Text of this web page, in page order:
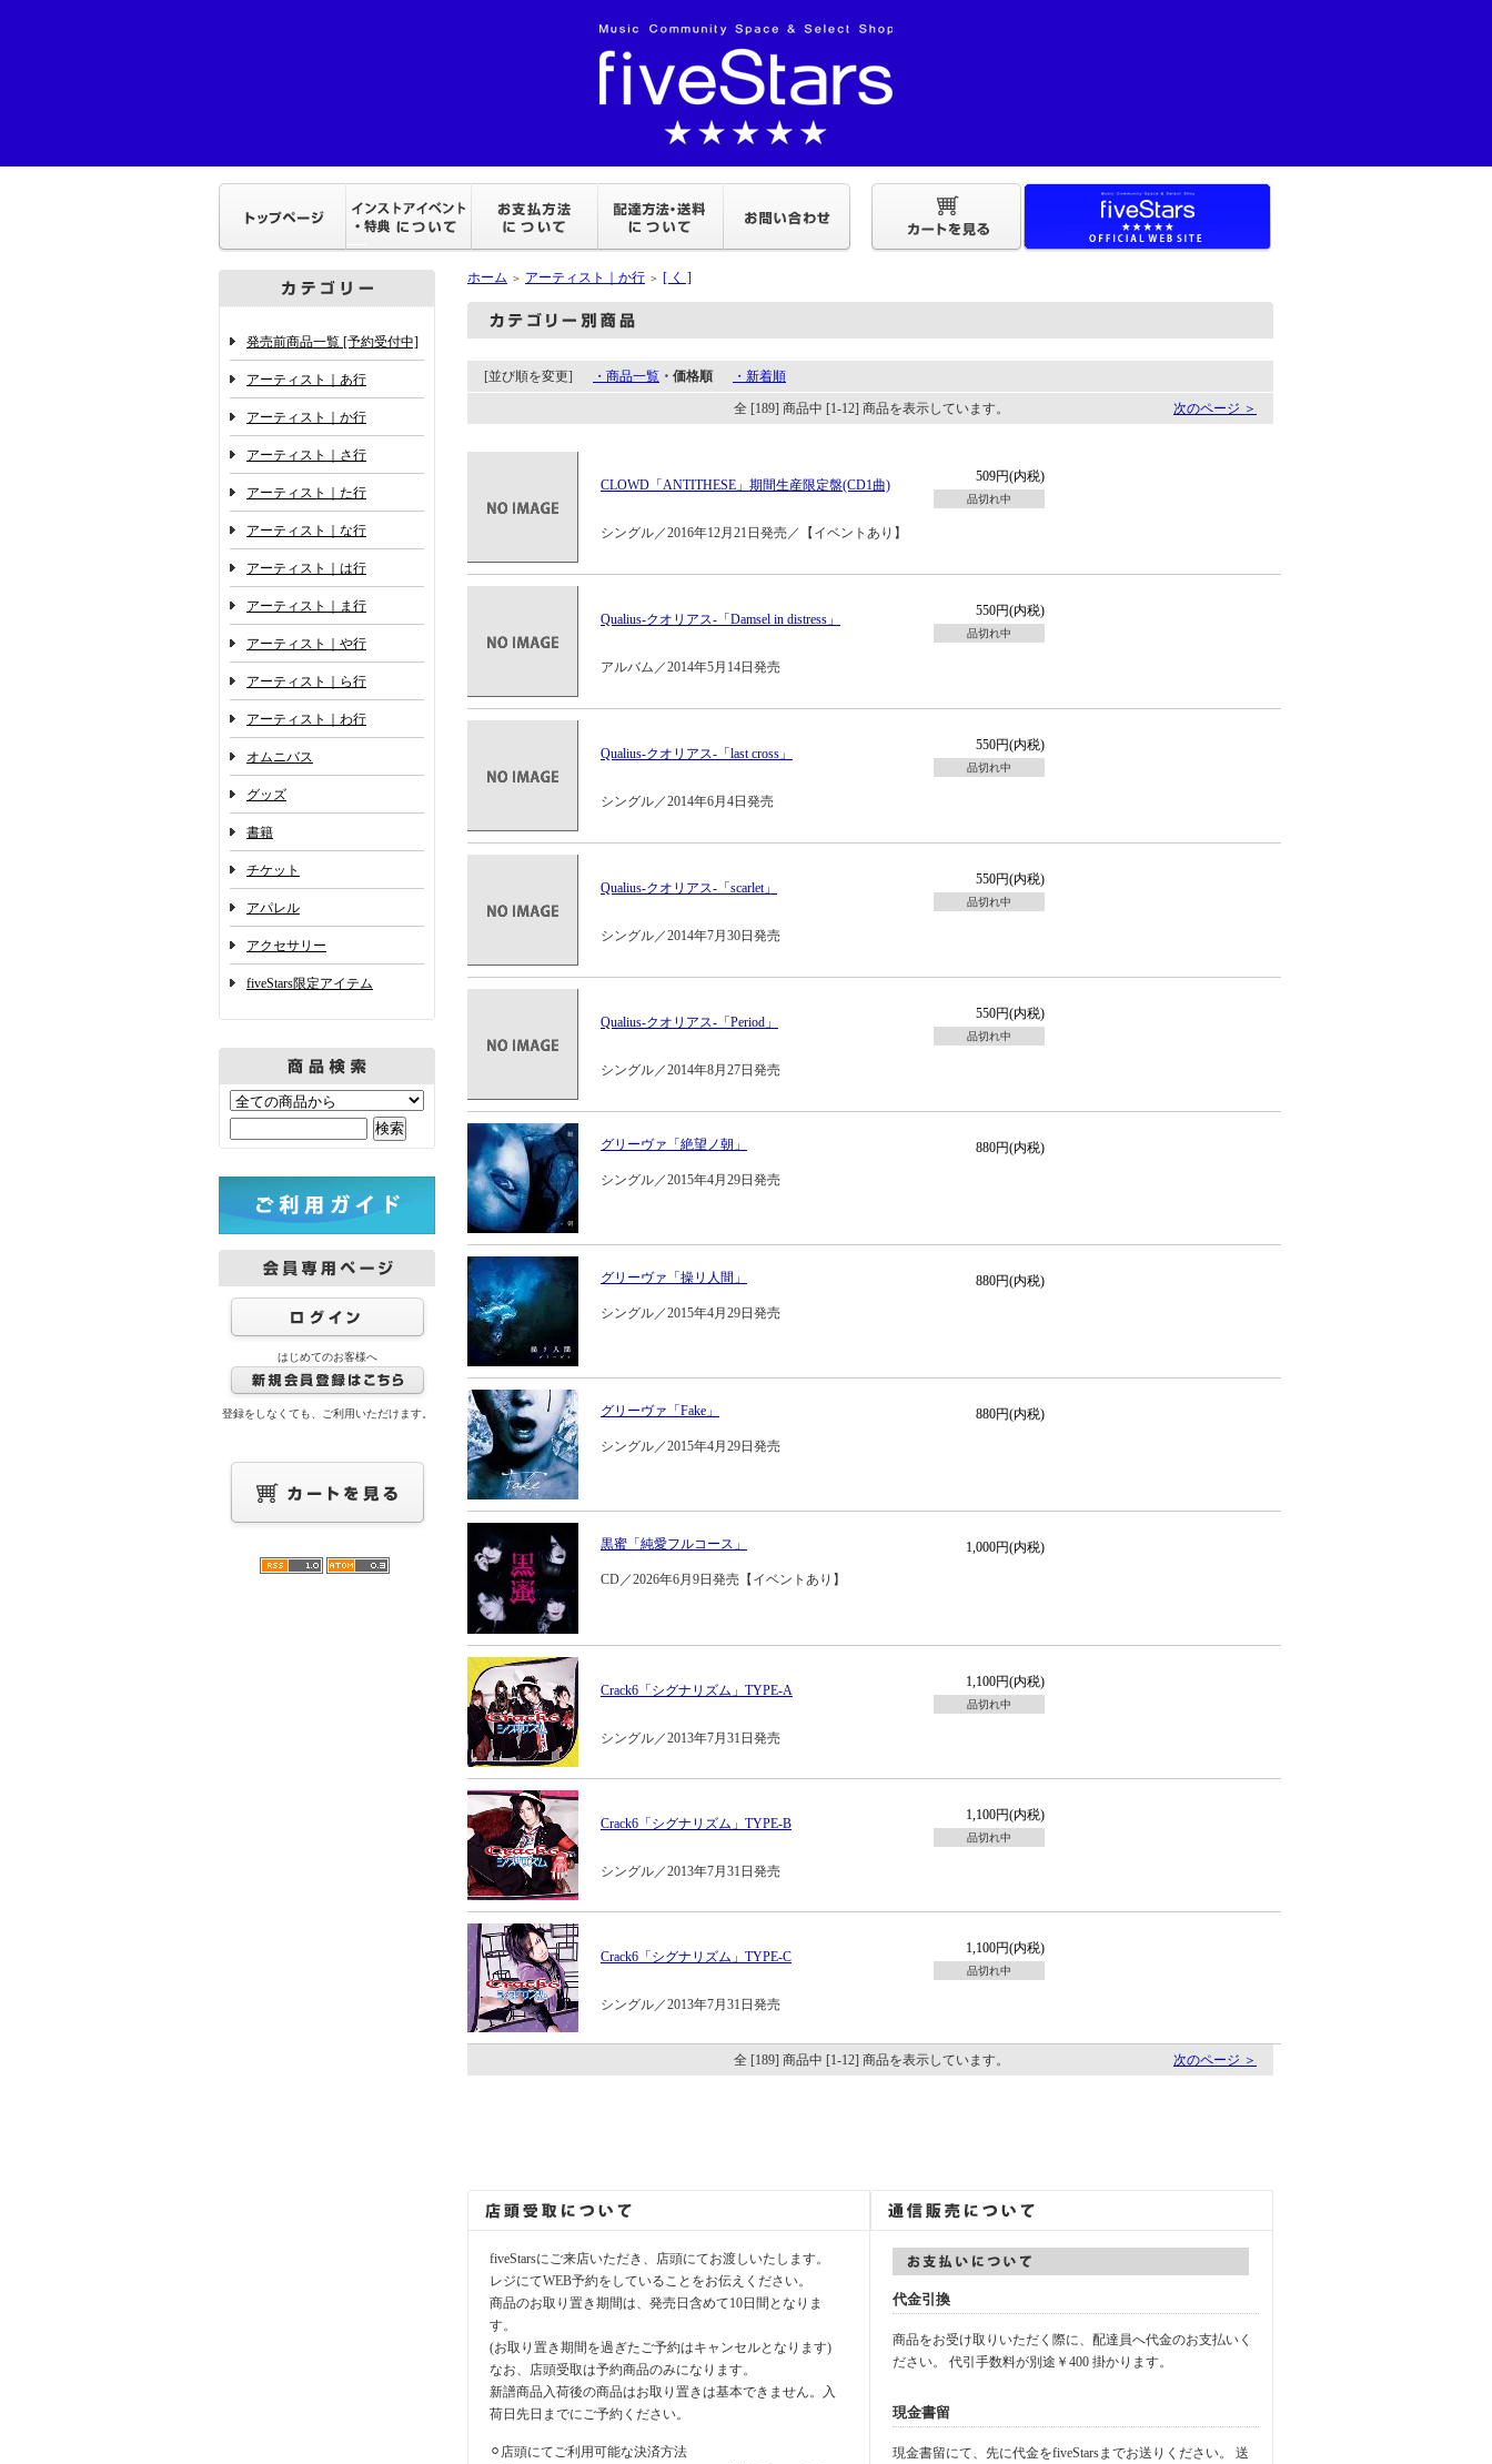
発売前商品一覧 [予約受付中]
アーティスト｜あ行
アーティスト｜か行
アーティスト｜さ行
アーティスト｜た行
アーティスト｜な行
アーティスト｜は行
アーティスト｜ま行
アーティスト｜や行
アーティスト｜ら行
アーティスト｜わ行
オムニバス
グッズ
書籍
チケット
アパレル
アクセサリー
fiveStars限定アイテム
はじめてのお客様へ
登録をしなくても、ご利用いただけます。
ホーム ＞ アーティスト｜か行 ＞ [ く ]
[並び順を変更] ・商品一覧 ・価格順 ・新着順
全 [189] 商品中 [1-12] 商品を表示しています。 次のページ ＞
CLOWD「ANTITHESE」期間生産限定盤(CD1曲)
509円(内税)
品切れ中
シングル／2016年12月21日発売／【イベントあり】
Qualius-クオリアス-「Damsel in distress」
550円(内税)
品切れ中
アルバム／2014年5月14日発売
Qualius-クオリアス-「last cross」
550円(内税)
品切れ中
シングル／2014年6月4日発売
Qualius-クオリアス-「scarlet」
550円(内税)
品切れ中
シングル／2014年7月30日発売
Qualius-クオリアス-「Period」
550円(内税)
品切れ中
シングル／2014年8月27日発売
グリーヴァ「絶望ノ朝」 880円(内税)
シングル／2015年4月29日発売
グリーヴァ「操リ人間」 880円(内税)
シングル／2015年4月29日発売
グリーヴァ「Fake」 880円(内税)
シングル／2015年4月29日発売
黒蜜「純愛フルコース」 1,000円(内税)
CD／2026年6月9日発売【イベントあり】
Crack6「シグナリズム」TYPE-A
1,100円(内税)
品切れ中
シングル／2013年7月31日発売
Crack6「シグナリズム」TYPE-B
1,100円(内税)
品切れ中
シングル／2013年7月31日発売
Crack6「シグナリズム」TYPE-C
1,100円(内税)
品切れ中
シングル／2013年7月31日発売
全 [189] 商品中 [1-12] 商品を表示しています。 次のページ ＞
fiveStarsにご来店いただき、店頭にてお渡しいたします。
レジにてWEB予約をしていることをお伝えください。
商品のお取り置き期間は、発売日含めて10日間となりま
す。
(お取り置き期間を過ぎたご予約はキャンセルとなります)
なお、店頭受取は予約商品のみになります。
新譜商品入荷後の商品はお取り置きは基本できません。入
荷日先日までにご予約ください。
⚪︎店頭にてご利用可能な決済方法
代金引換
商品をお受け取りいただく際に、配達員へ代金のお支払いく
ださい。 代引手数料が別途￥400 掛かります。
現金書留
現金書留にて、先に代金をfiveStarsまでお送りください。 送